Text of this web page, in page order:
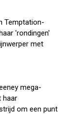
Temptation-
'rondingen'
met
mega-
haar
om een punt